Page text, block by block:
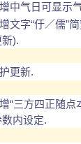
中气日可显示
文字“㐵／儒”
).
更新.
“三方四正随点
内设定.